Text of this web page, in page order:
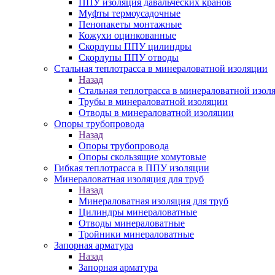
ППУ изоляция давальческих кранов
Муфты термоусадочные
Пенопакеты монтажные
Кожухи оцинкованные
Скорлупы ППУ цилиндры
Скорлупы ППУ отводы
Стальная теплотрасса в минераловатной изоляции
Назад
Стальная теплотрасса в минераловатной
Трубы в минераловатной изоляции
Отводы в минераловатной изоляции
Опоры трубопровода
Назад
Опоры трубопровода
Опоры скользящие хомутовые
Гибкая теплотрасса в ППУ изоляции
Минераловатная изоляция для труб
Назад
Минераловатная изоляция для труб
Цилиндры минераловатные
Отводы минераловатные
Тройники минераловатные
Запорная арматура
Назад
Запорная арматура